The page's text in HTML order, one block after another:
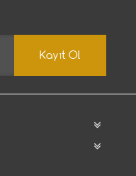
Kayıt Ol